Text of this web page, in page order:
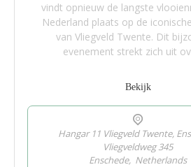
vindt opnieuw de langste
Nederland plaats op de
van Vliegveld Twente. Dit
evenement strekt zich uit
Bekijk
Hangar 11 Vliegveld Twente,
Vliegveldweg 345
Enschede, Netherlands